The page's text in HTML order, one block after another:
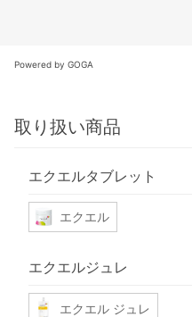
Powered by GOGA
取り扱い商品
エクエルタブレット
エクエル
エクエルジュレ
エクエル ジュレ